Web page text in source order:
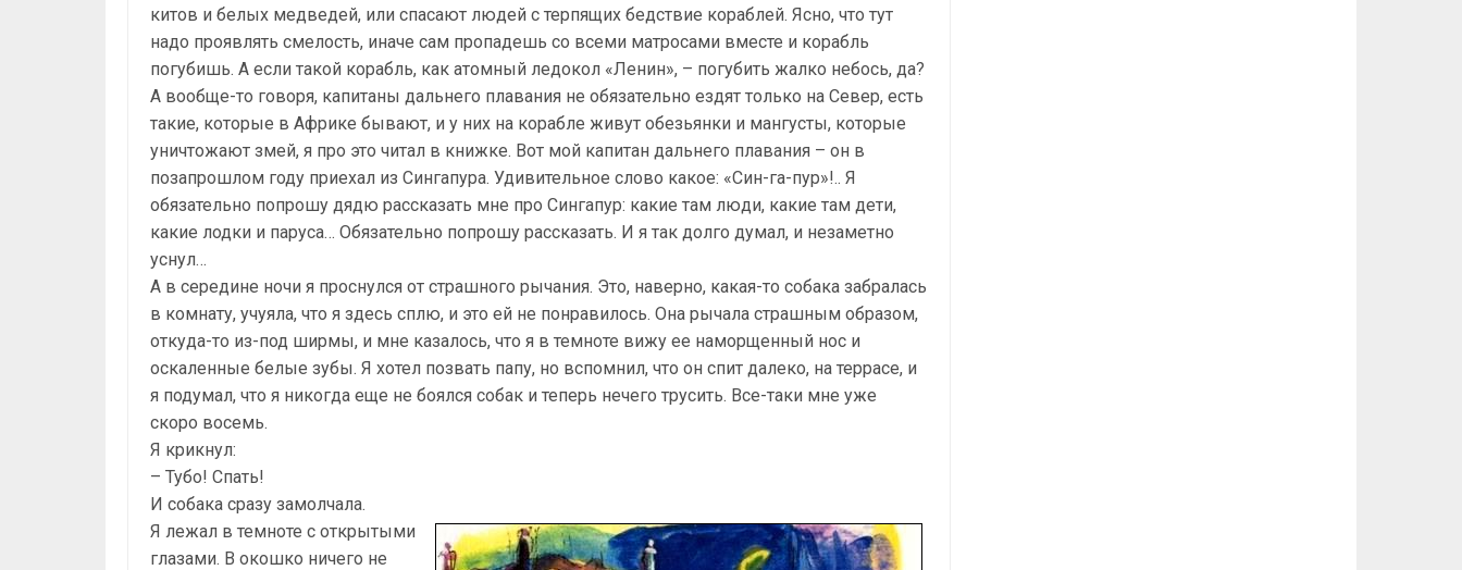
китов и белых медведей, или спасают людей с терпящих бедствие кораблей. Ясно, что тут
надо проявлять смелость, иначе сам пропадешь со всеми матросами вместе и корабль
погубишь. А если такой корабль, как атомный ледокол «Ленин», – погубить жалко небось, да?
А вообще-то говоря, капитаны дальнего плавания не обязательно ездят только на Север, есть
такие, которые в Африке бывают, и у них на корабле живут обезьянки и мангусты, которые
уничтожают змей, я про это читал в книжке. Вот мой капитан дальнего плавания – он в
позапрошлом году приехал из Сингапура. Удивительное слово какое: «Син-га-пур»!.. Я
обязательно попрошу дядю рассказать мне про Сингапур: какие там люди, какие там дети,
какие лодки и паруса… Обязательно попрошу рассказать. И я так долго думал, и незаметно
уснул…
А в середине ночи я проснулся от страшного рычания. Это, наверно, какая-то собака забралась
в комнату, учуяла, что я здесь сплю, и это ей не понравилось. Она рычала страшным образом,
откуда-то из-под ширмы, и мне казалось, что я в темноте вижу ее наморщенный нос и
оскаленные белые зубы. Я хотел позвать папу, но вспомнил, что он спит далеко, на террасе, и
я подумал, что я никогда еще не боялся собак и теперь нечего трусить. Все-таки мне уже
скоро восемь.
Я крикнул:
– Тубо! Спать!
И собака сразу замолчала.
Я лежал в темноте с открытыми
глазами. В окошко ничего не